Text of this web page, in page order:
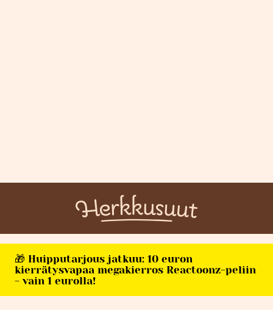
🎁 Huipputarjous jatkuu: 10 euron
kierrätysvapaa megakierros Reactoonz-peliin
- vain 1 eurolla!